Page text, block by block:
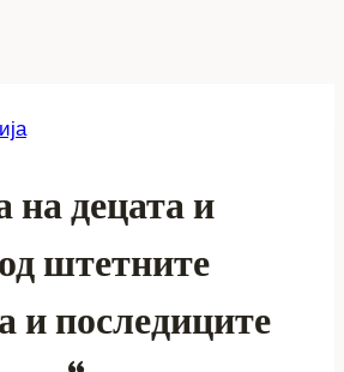
на децата и
штетните
и последиците